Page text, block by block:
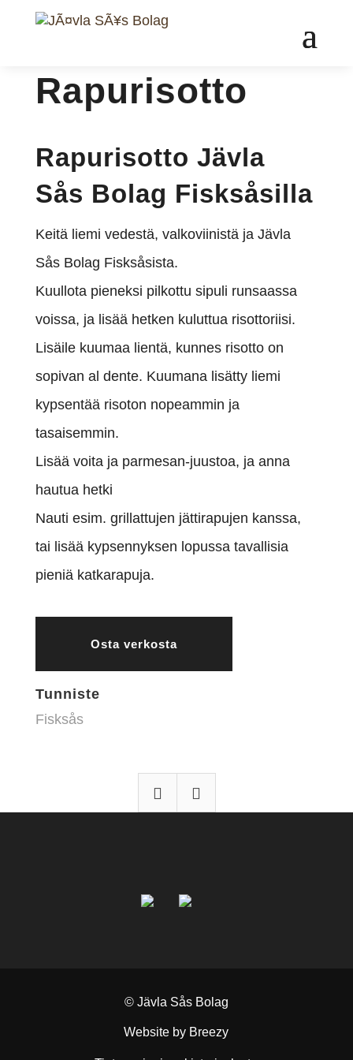
Rapurisotto
Rapurisotto Jävla
Sås Bolag Fisksåsilla
Keitä liemi vedestä, valkoviinistä ja Jävla
Sås Bolag Fisksåsista.
Kuullota pieneksi pilkottu sipuli runsaassa
voissa, ja lisää hetken kuluttua risottoriisi.
Lisäile kuumaa lientä, kunnes risotto on
sopivan al dente. Kuumana lisätty liemi
kypsentää risoton nopeammin ja
tasaisemmin.
Lisää voita ja parmesan-juustoa, ja anna
hautua hetki
Nauti esim. grillattujen jättirapujen kanssa,
tai lisää kypsennyksen lopussa tavallisia
pieniä katkarapuja.
Osta verkosta
Tunniste
Fisksås
© Jävla Sås Bolag
Website by Breezy